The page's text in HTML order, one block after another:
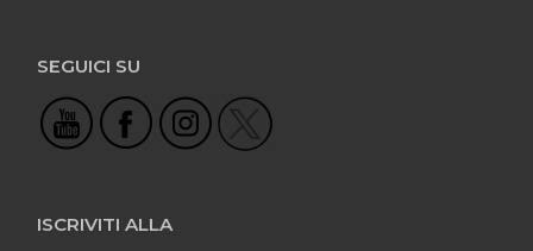
SEGUICI SU
ISCRIVITI ALLA